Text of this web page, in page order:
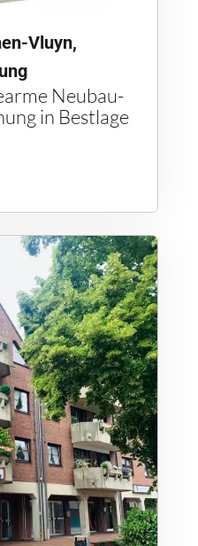
Vluyn,
Neubau-
in Bestlage